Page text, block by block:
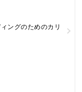
ングのためのカリ